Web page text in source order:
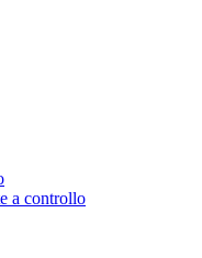
a controllo